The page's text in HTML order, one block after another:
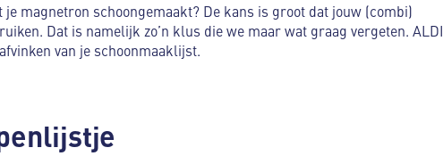
magnetron schoongemaakt? De kans is groot dat jouw (combi)
Dat is namelijk zo’n klus die we maar wat graag vergeten. ALDI
van je schoonmaaklijst.